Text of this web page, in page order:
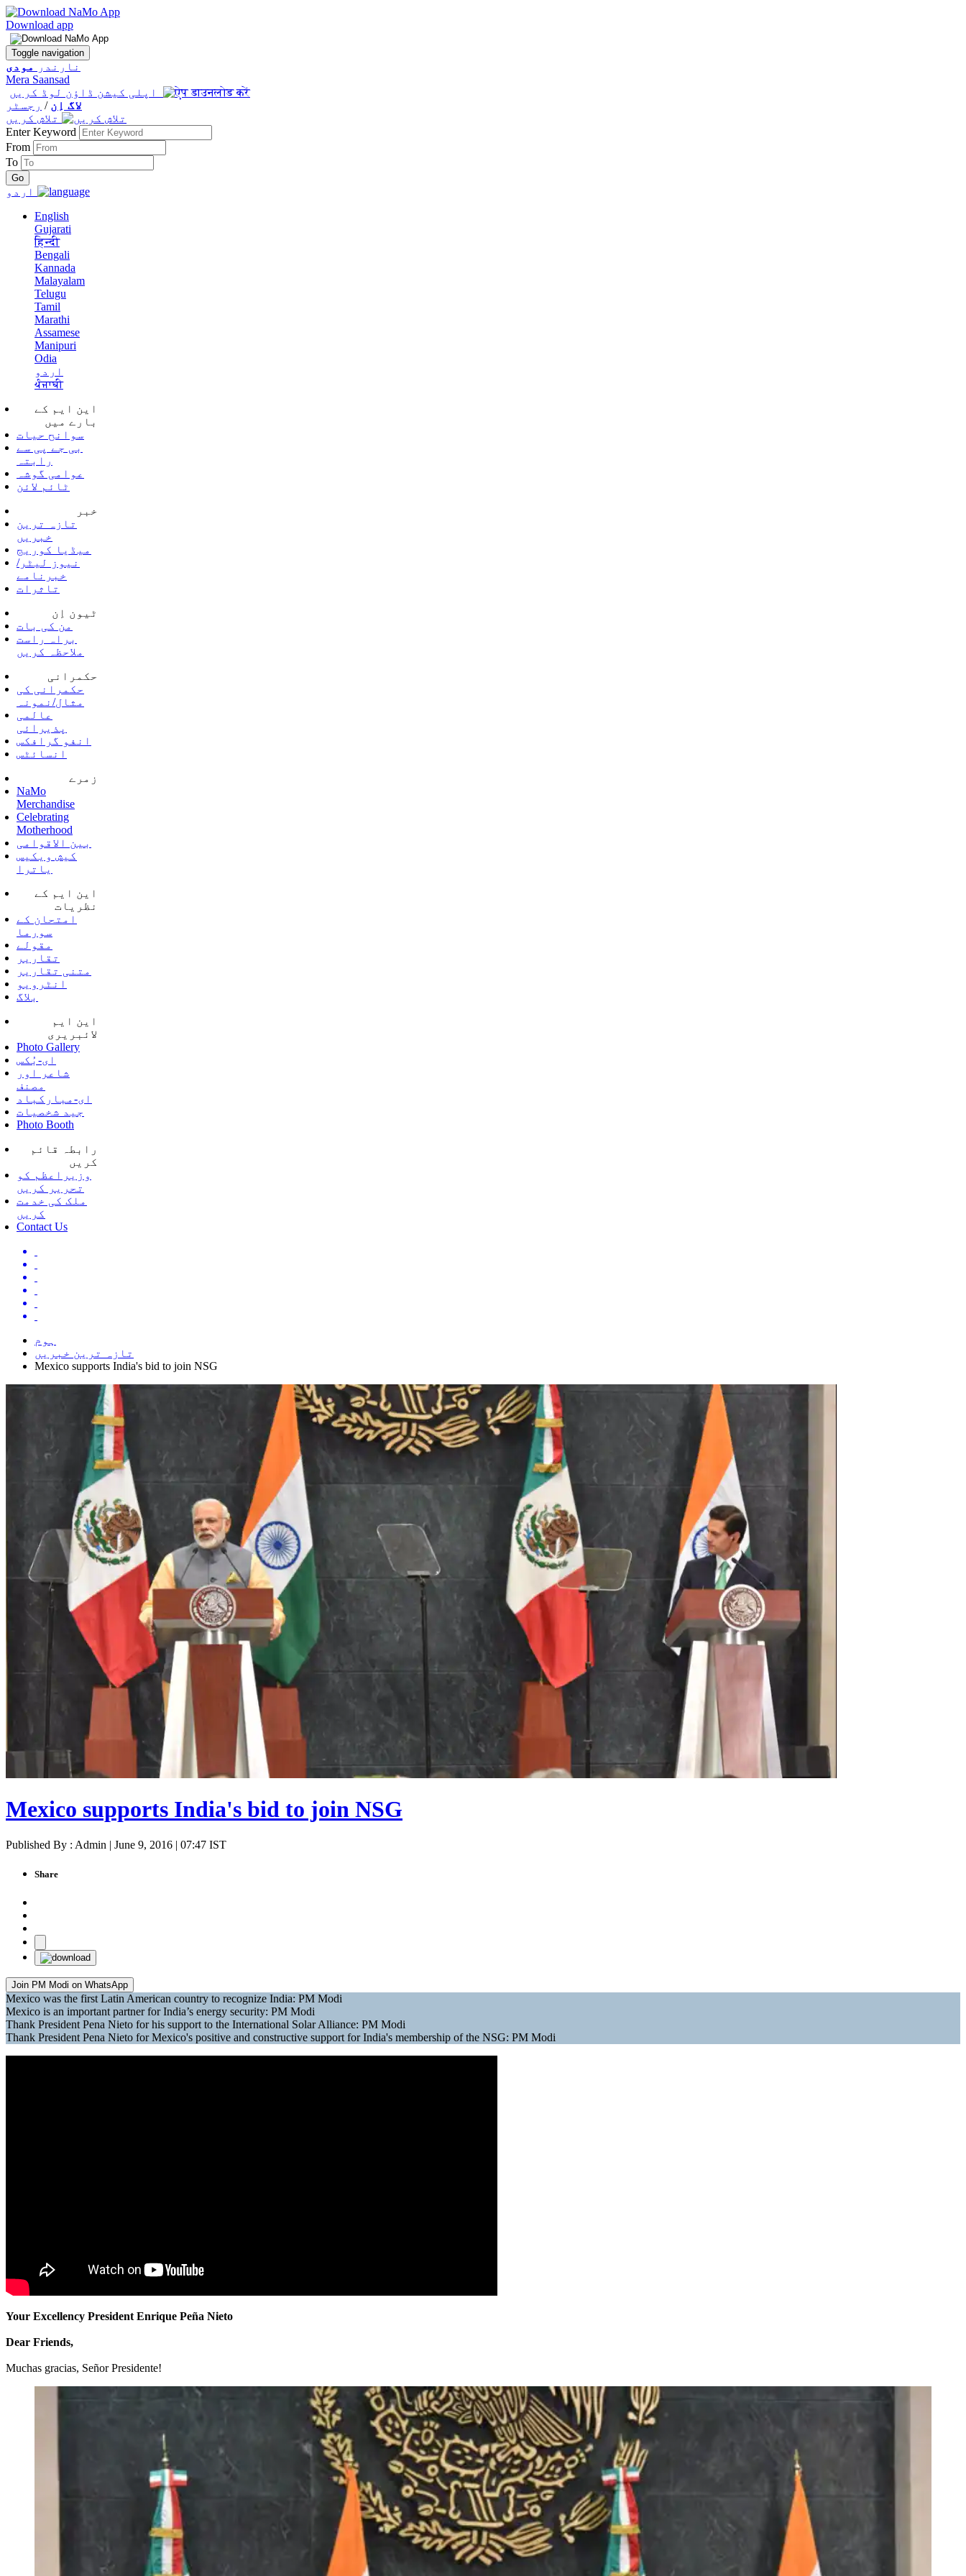
Download app
Toggle navigation
نارندر
مودی
Mera Saansad
اپلی کیشن ڈاؤن لوڈ کریں
لاگ اِن / رجسٹر
Enter Keyword
From
To
English
Gujarati
हिन्दी
Bengali
Kannada
Malayalam
Telugu
Tamil
Marathi
Assamese
Manipuri
Odia
اردو
ਪੰਜਾਬੀ
این ایم کے
بارے میں
سوانح حیات
بی جے پی سے
رابتہ
عوامی گوشہ
ٹائم لائن
خبر
تازہ ترین
خبریں
میڈیا کوریج
نیوز لیٹر/
خبرنامے
تاثرات
ٹیون اِن
من کی بات
براہ راست
ملاحظہ کریں
حکمرانی
حکمرانی کی
مثال/نمونہ
عالمی
پذیرائی
انفو گرافکس
انسائٹس
زمرے
NaMo
Merchandise
Celebrating
Motherhood
بین الاقوامی
کیش ویکیس
یاترا
این ایم کے
نظریات
امتحان کے
سورما
مقولے
تقاریر
متنی تقاریر
انٹرویو
بلاگ
این ایم
لائبریری
Photo Gallery
ای-بُکس
شاعر اور
مصنف
ای-مبارکباد
جید شخصیات
Photo Booth
رابطہ قائم
کریں
وزیراعظم کو
تحریر کریں
ملک کی خدمت
کریں
Contact Us
ہوم
تازہ ترین خبریں
Mexico supports India's bid to join NSG
Mexico supports India's bid to join NSG
Published By : Admin | June 9, 2016 | 07:47 IST
Share
Join PM Modi on WhatsApp
Mexico was the first Latin American country to recognize India: PM Modi
Mexico is an important partner for India’s energy security: PM Modi
Thank President Pena Nieto for his support to the International Solar Alliance: PM Modi
Thank President Pena Nieto for Mexico's positive and constructive support for India's membership of the NSG: PM Modi
Your Excellency President Enrique Peña Nieto
Dear Friends,
Muchas gracias, Señor Presidente!